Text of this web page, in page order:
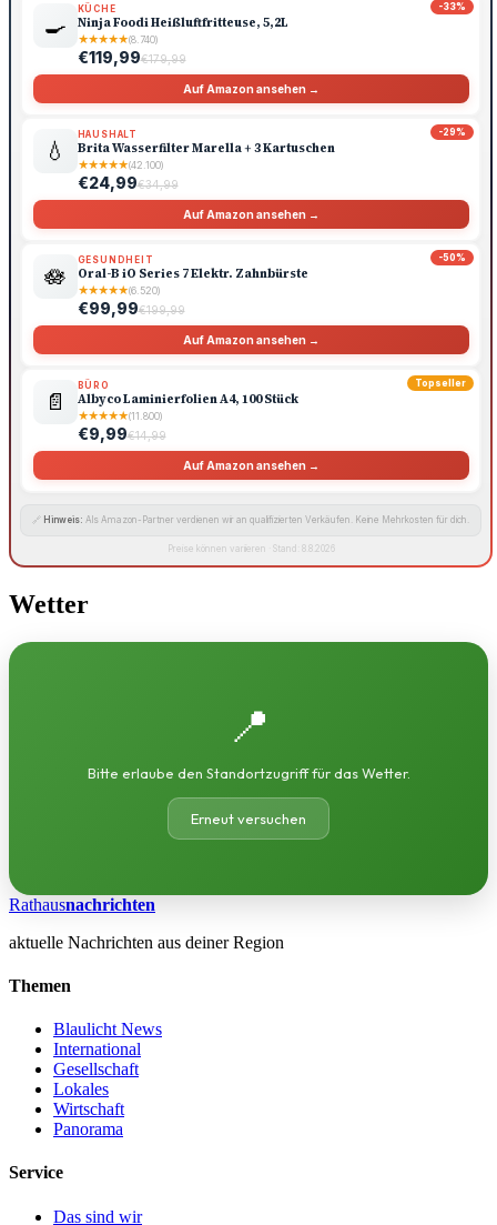
-33%
🍳
KÜCHE
Ninja Foodi Heißluftfritteuse, 5,2L
★★★★★(8.740)
€119,99€179,99
Auf Amazon ansehen →
-29%
💧
HAUSHALT
Brita Wasserfilter Marella + 3 Kartuschen
★★★★★(42.100)
€24,99€34,99
Auf Amazon ansehen →
-50%
🪷
GESUNDHEIT
Oral-B iO Series 7 Elektr. Zahnbürste
★★★★★(6.520)
€99,99€199,99
Auf Amazon ansehen →
Topseller
📄
BÜRO
Albyco Laminierfolien A4, 100 Stück
★★★★★(11.800)
€9,99€14,99
Auf Amazon ansehen →
🔗 Hinweis: Als Amazon-Partner verdienen wir an qualifizierten Verkäufen. Keine Mehrkosten für dich.
Preise können variieren · Stand: 8.8.2026
Wetter
📍
Bitte erlaube den Standortzugriff für das Wetter.
Erneut versuchen
Rathausnachrichten
aktuelle Nachrichten aus deiner Region
Themen
Blaulicht News
International
Gesellschaft
Lokales
Wirtschaft
Panorama
Service
Das sind wir